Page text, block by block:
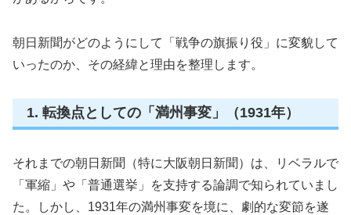
朝日新聞がどのようにして「戦争の旗振り役」に変貌して
いったのか、その経緯と理由を整理します。
1. 転換点としての「満州事変」（1931年）
それまでの朝日新聞（特に大阪朝日新聞）は、リベラルで
「軍縮」や「普通選挙」を支持する論調で知られていまし
た。しかし、1931年の満州事変を境に、劇的な変節を遂